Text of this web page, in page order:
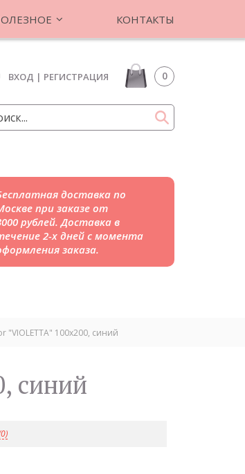
КОНТАКТЫ
ВХОД | РЕГИСТРАЦИЯ 0
доставка по
при заказе от
рублей. Доставка в
2-х дней с момента
заказа.
"VIOLETTA" 100х200, синий
синий